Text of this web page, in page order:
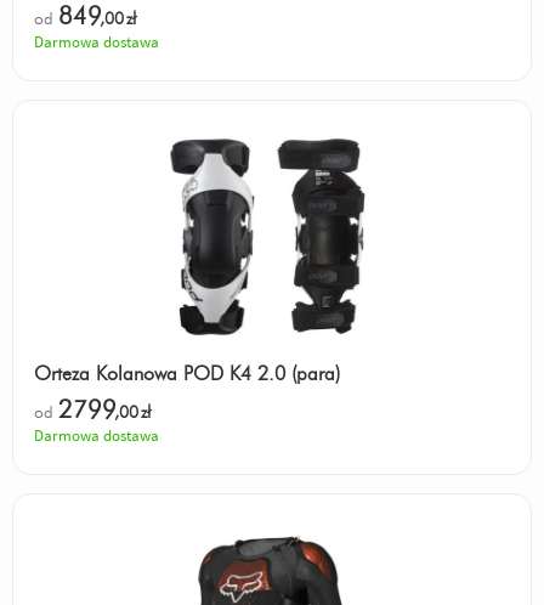
od 849,00zł
Darmowa dostawa
Orteza Kolanowa POD K4 2.0 (para)
od 2799,00zł
Darmowa dostawa